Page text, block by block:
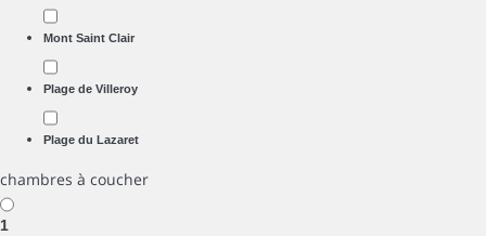
Mont Saint Clair
Plage de Villeroy
Plage du Lazaret
chambres à coucher
1